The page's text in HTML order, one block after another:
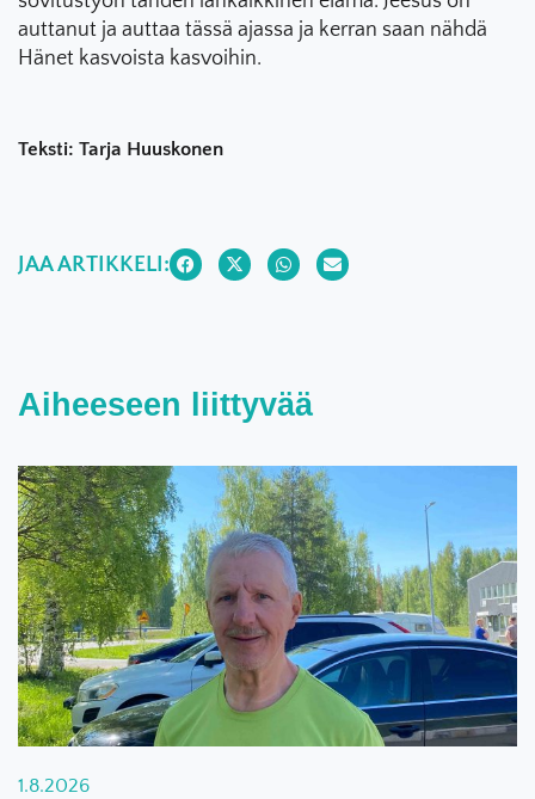
auttanut ja auttaa tässä ajassa ja kerran saan nähdä
Hänet kasvoista kasvoihin.
Teksti: Tarja Huuskonen
JAA ARTIKKELI:
Aiheeseen liittyvää
1.8.2026